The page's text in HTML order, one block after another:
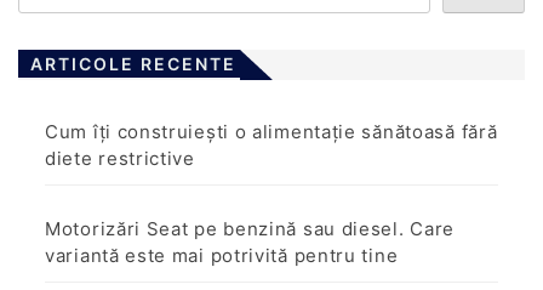
ARTICOLE RECENTE
Cum îți construiești o alimentație sănătoasă fără
diete restrictive
Motorizări Seat pe benzină sau diesel. Care
variantă este mai potrivită pentru tine